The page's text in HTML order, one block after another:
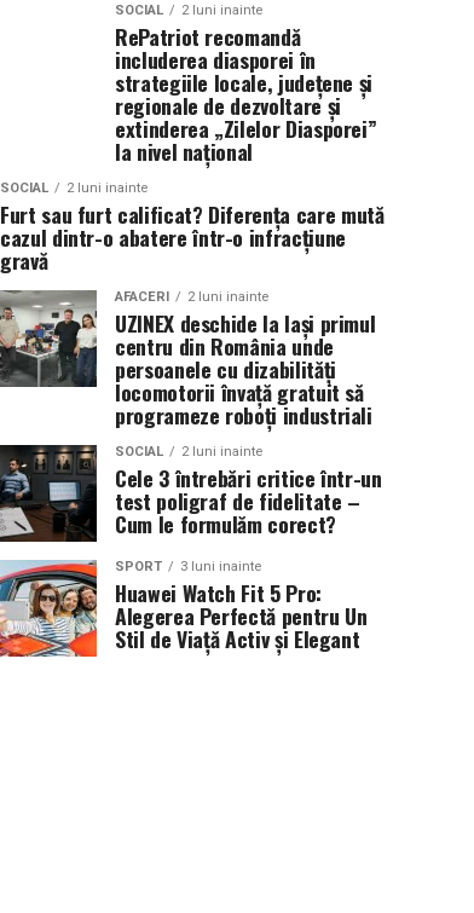
SOCIAL 2 luni inainte
RePatriot recomandă
includerea diasporei în
strategiile locale, județene și
regionale de dezvoltare și
extinderea „Zilelor Diasporei”
la nivel național
SOCIAL 2 luni inainte
Furt sau furt calificat? Diferența care mută
cazul dintr-o abatere într-o infracțiune
gravă
AFACERI 2 luni inainte
UZINEX deschide la Iași primul
centru din România unde
persoanele cu dizabilități
locomotorii învață gratuit să
programeze roboți industriali
SOCIAL 2 luni inainte
Cele 3 întrebări critice într-un
test poligraf de fidelitate –
Cum le formulăm corect?
SPORT 3 luni inainte
Huawei Watch Fit 5 Pro:
Alegerea Perfectă pentru Un
Stil de Viață Activ și Elegant